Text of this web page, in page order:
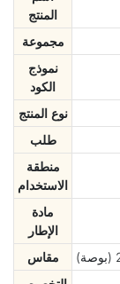
المنتج
مجموعة
نموذج
الكود
نوع المنتج
طلب
منطقة
الاستخدام
مادة
الإطار
مقاس